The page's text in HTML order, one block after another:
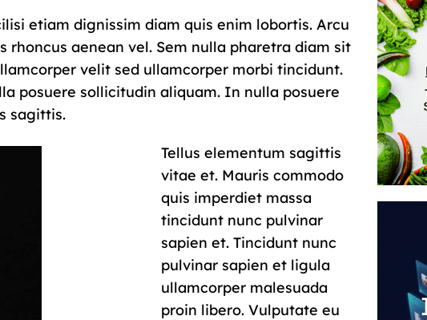
etiam dignissim diam quis enim lobortis. Arcu
rhoncus aenean vel. Sem nulla pharetra diam sit
velit sed ullamcorper morbi tincidunt.
posuere sollicitudin aliquam. In nulla posuere
sagittis.
Tellus elementum sagittis
vitae et. Mauris commodo
quis imperdiet massa
tincidunt nunc pulvinar
sapien et. Tincidunt nunc
pulvinar sapien et ligula
ullamcorper malesuada
proin libero. Vulputate eu